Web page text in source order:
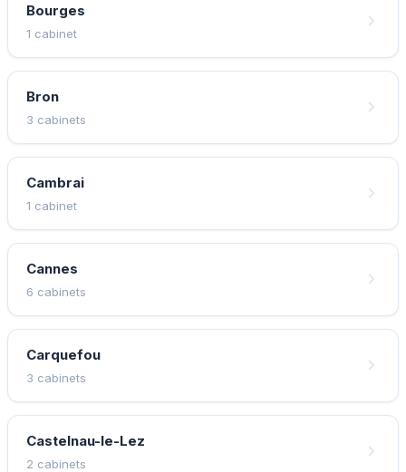
Bourges
1 cabinet
Bron
3 cabinets
Cambrai
1 cabinet
Cannes
6 cabinets
Carquefou
3 cabinets
Castelnau-le-Lez
2 cabinets